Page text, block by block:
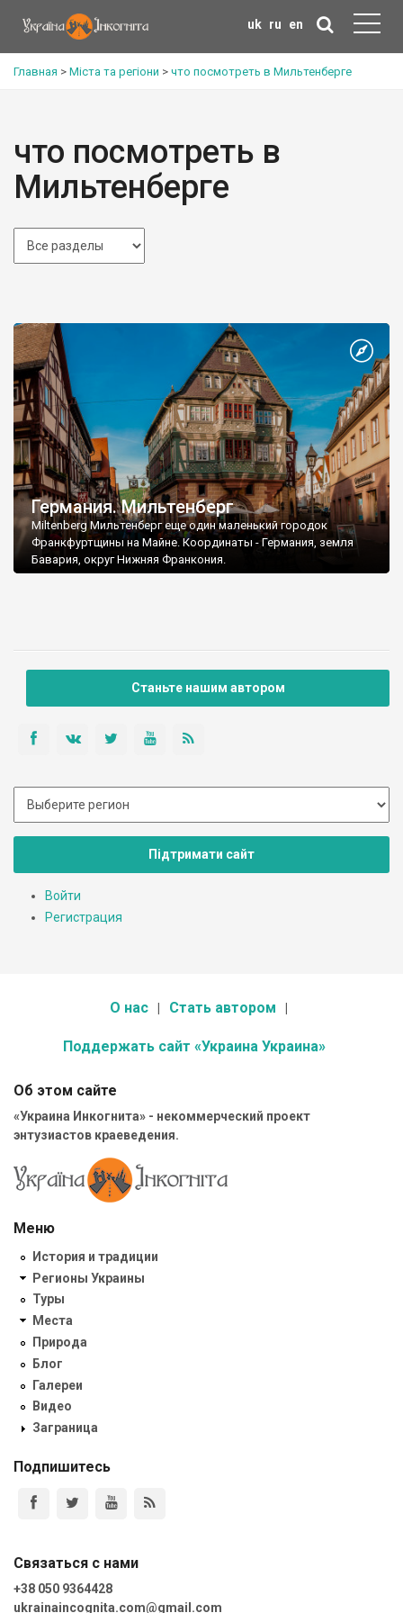
uk ru en
Главная > Міста та регіони > что посмотреть в Мильтенберге
что посмотреть в
Мильтенберге
Германия. Мильтенберг
Miltenberg Мильтенберг еще один маленький городок
Франкфуртщины на Майне. Координаты - Германия, земля
Бавария, округ Нижняя Франкония.
Станьте нашим автором
Підтримати сайт
Войти
Регистрация
О нас Стать автором
Поддержать сайт «Украина Украина»
Об этом сайте
«Украина Инкогнита» - некоммерческий проект
энтузиастов краеведения.
Меню
История и традиции
Регионы Украины
Туры
Места
Природа
Блог
Галереи
Видео
Заграница
Подпишитесь
Связаться с нами
+38 050 9364428
ukrainaincognita.com@gmail.com